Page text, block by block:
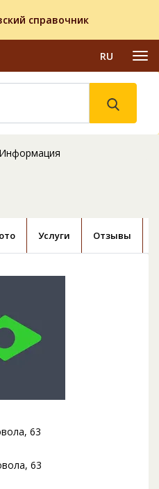
справочник
RU
Информация
Услуги Отзывы
63
63